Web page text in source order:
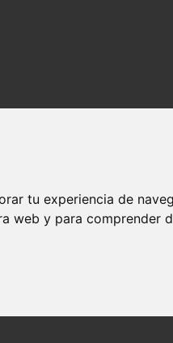
tu experiencia de
web y para comprender